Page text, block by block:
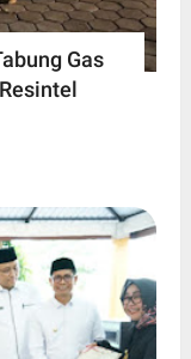
Gas